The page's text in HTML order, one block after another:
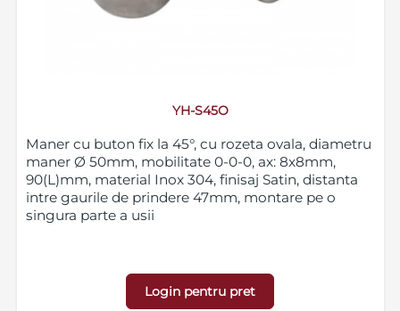
YH-S45O
Maner cu buton fix la 45°, cu rozeta ovala, diametru
maner Ø 50mm, mobilitate 0-0-0, ax: 8x8mm,
90(L)mm, material Inox 304, finisaj Satin, distanta
intre gaurile de prindere 47mm, montare pe o
singura parte a usii
Login pentru pret